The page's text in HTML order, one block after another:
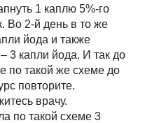
1 каплю 5%-го
Во 2-й день в то же
йода и также
3 капли йода. И так до
по такой же схеме до
повторите.
врачу.
по такой схеме 3